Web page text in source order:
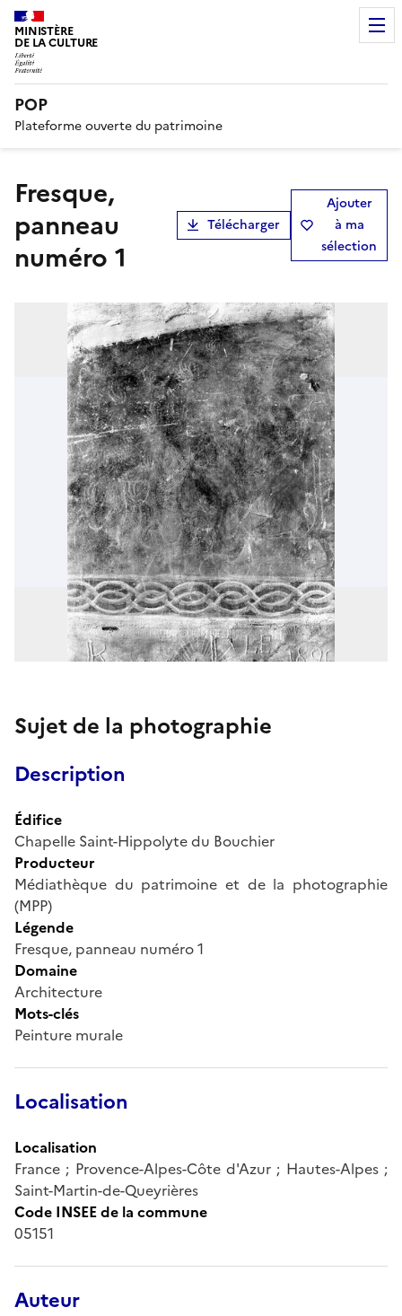
MINISTÈRE
DE LA CULTURE
POP
Plateforme ouverte du patrimoine
Fresque,
panneau
numéro 1
Télécharger
Ajouter
à ma
sélection
Sujet de la photographie
Description
Édifice
Chapelle Saint-Hippolyte du Bouchier
Producteur
Médiathèque du patrimoine et de la photographie
(MPP)
Légende
Fresque, panneau numéro 1
Domaine
Architecture
Mots-clés
Peinture murale
Localisation
Localisation
France ; Provence-Alpes-Côte d'Azur ; Hautes-Alpes ;
Saint-Martin-de-Queyrières
Code INSEE de la commune
05151
Auteur